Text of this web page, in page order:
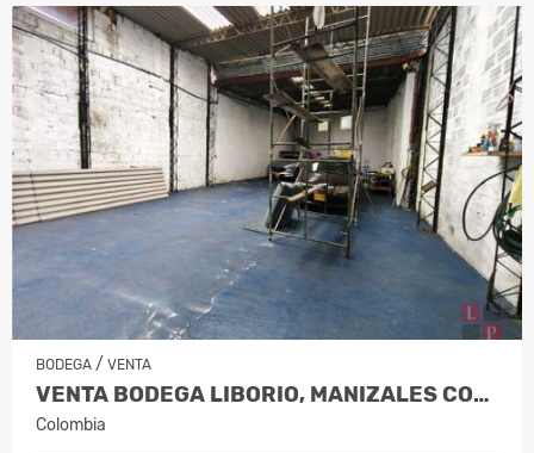
BODEGA / VENTA
VENTA BODEGA LIBORIO, MANIZALES COD10019538
Colombia